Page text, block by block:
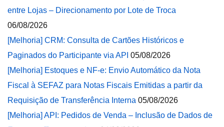
entre Lojas – Direcionamento por Lote de Troca
06/08/2026
[Melhoria] CRM: Consulta de Cartões Históricos e
Paginados do Participante via API 05/08/2026
[Melhoria] Estoques e NF-e: Envio Automático da Nota
Fiscal à SEFAZ para Notas Fiscais Emitidas a partir da
Requisição de Transferência Interna 05/08/2026
[Melhoria] API: Pedidos de Venda – Inclusão de Dados de